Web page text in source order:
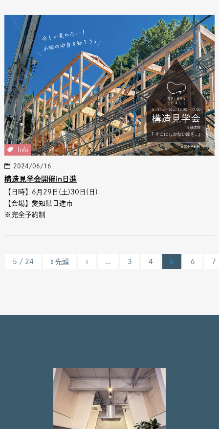
2024/06/16
Info
構造見学会開催in日進
【日時】6月29日(土)30日(日)
【会場】愛知県日進市
※完全予約制
5 / 24 « 先頭 « 3 4 5 6 7